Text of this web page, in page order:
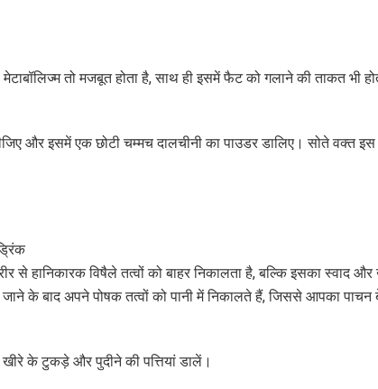
तो मजबूत होता है, साथ ही इसमें फैट को गलाने की ताकत भी
और इसमें एक छोटी चम्मच दालचीनी का पाउडर डालिए। सोते वक्त
से हानिकारक विषैले तत्वों को बाहर निकालता है, बल्कि इसका स्वाद और
जाने के बाद अपने पोषक तत्वों को पानी में निकालते हैं, जिससे आपका पाचन
के टुकड़े और पुदीने की पत्तियां डालें।